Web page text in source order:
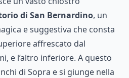
di San Bernardino, un
e suggestiva che consta
affrescato dal
e l’altro inferiore. A questo
di Sopra e si giunge nella